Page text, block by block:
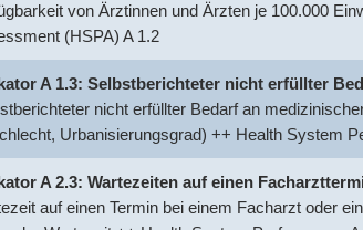
von Ärztinnen und Ärzten je 100.000
(HSPA) A 1.2
A 1.3: Selbstberichteter nicht erfüllter
nicht erfüllter Bedarf an
Urbanisierungsgrad) ++ Health System
A 2.3: Wartezeiten auf einen
auf einen Termin bei einem Facharzt oder